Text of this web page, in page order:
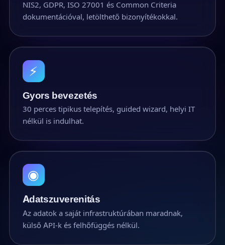
NIS2, GDPR, ISO 27001 és Common Criteria
dokumentációval, letölthető bizonyítékokkal.
⚡
Gyors bevezetés
30 perces tipikus telepítés, guided wizard, helyi IT
nélkül is indulhat.
◉
Adatszuverenitás
Az adatok a saját infrastruktúrában maradnak,
külső API-k és felhőfüggés nélkül.